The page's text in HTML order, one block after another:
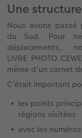
Une
Nous avons passé
du Sud. Pour
déplacements,
LIVRE PHOTO
même d’un carnet
C’était important
les points
régions visitées
avec les